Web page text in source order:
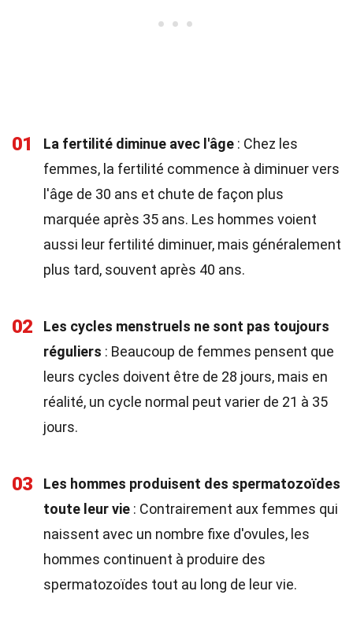
01 La fertilité diminue avec l'âge : Chez les
femmes, la fertilité commence à diminuer vers
l'âge de 30 ans et chute de façon plus
marquée après 35 ans. Les hommes voient
aussi leur fertilité diminuer, mais généralement
plus tard, souvent après 40 ans.
02
Les cycles menstruels ne sont pas toujours
réguliers : Beaucoup de femmes pensent que
leurs cycles doivent être de 28 jours, mais en
réalité, un cycle normal peut varier de 21 à 35
jours.
03
Les hommes produisent des spermatozoïdes
toute leur vie : Contrairement aux femmes qui
naissent avec un nombre fixe d'ovules, les
hommes continuent à produire des
spermatozoïdes tout au long de leur vie.